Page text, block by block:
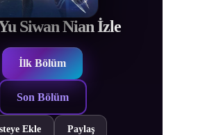
Siwan Nian İzle
İlk Bölüm
Son Bölüm
Ekle Paylaş